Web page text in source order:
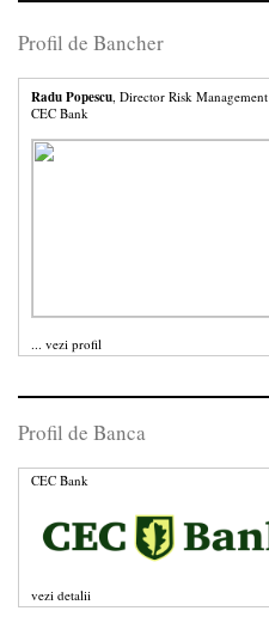
Profil de Bancher
Radu Popescu , Director Risk Management
CEC Bank
... vezi profil
Profil de Banca
CEC Bank
vezi detalii